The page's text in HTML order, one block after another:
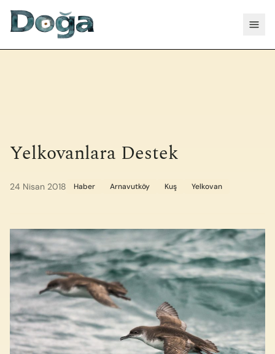
Yelkovanlara Destek
24 Nisan 2018 Haber Arnavutköy Kuş Yelkovan